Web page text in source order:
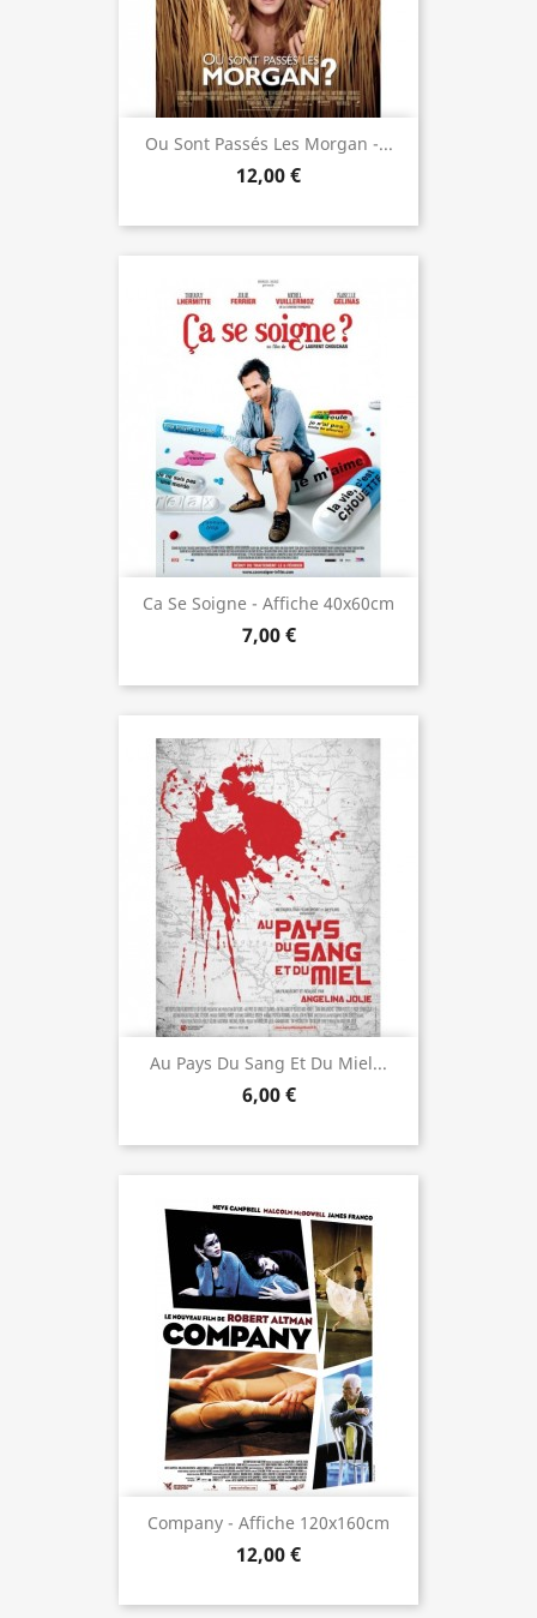
Ou Sont Passés Les Morgan -...
12,00 €
Ca Se Soigne - Affiche 40x60cm
7,00 €
Au Pays Du Sang Et Du Miel...
6,00 €
Company - Affiche 120x160cm
12,00 €